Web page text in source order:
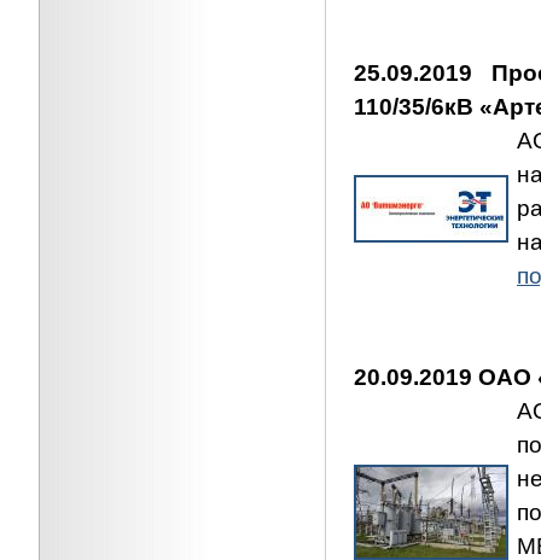
25.09.2019
110/35/6кВ
20.09.2019 ОАО